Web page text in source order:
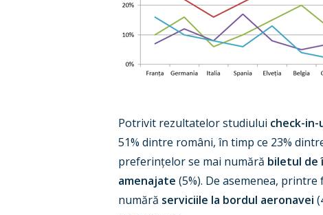
Potrivit rezultatelor studiului check-in-
51% dintre români, în timp ce 23%
preferințelor se mai numără biletul de
amenajate (5%). De asemenea,
numără serviciile la bordul aeronavei